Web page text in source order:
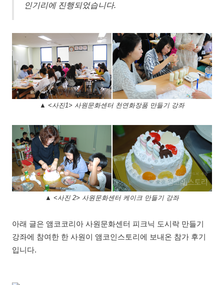
인기리에 진행되었습니다.
▲ <사진1> 사원문화센터 천연화장품 만들기 강좌
▲ <사진 2> 사원문화센터 케이크 만들기 강좌
아래 글은 앰코코리아 사원문화센터 피크닉 도시락 만들기
강좌에 참여한 한 사원이 앰코인스토리에 보내온 참가 후기
입니다.